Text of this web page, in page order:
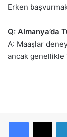
Erken
Q: Almanya’da
A: Maaşlar
ancak genellikle
Facebook
X